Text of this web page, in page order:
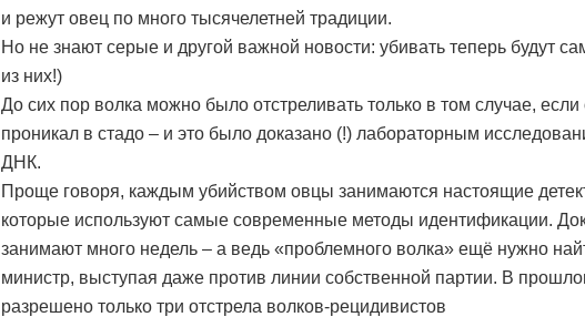
и режут овец по много тысячелетней традиции.
Но не знают серые и другой важной новости: убивать теперь будут
из них!)
До сих пор волка можно было отстреливать только в том случае,
проникал в стадо – и это было доказано (!) лабораторным
ДНК.
Проще говоря, каждым убийством овцы занимаются настоящие
которые используют самые современные методы идентификации.
занимают много недель – а ведь «проблемного волка» ещё нужно
министр, выступая даже против линии собственной партии. В
разрешено только три отстрела волков-рецидивистов